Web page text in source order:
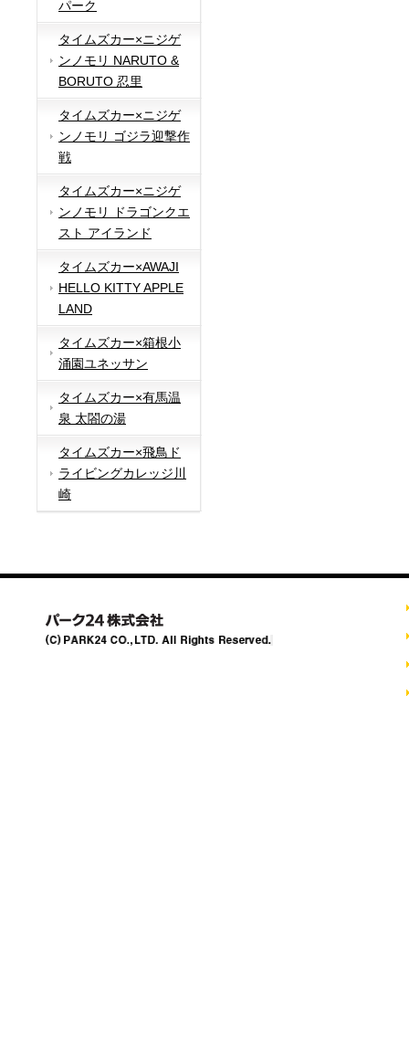
パーク
タイムズカー×ニジゲ
ンノモリ NARUTO &
BORUTO 忍里
タイムズカー×ニジゲ
ンノモリ ゴジラ迎撃作
戦
タイムズカー×ニジゲ
ンノモリ ドラゴンクエ
スト アイランド
タイムズカー×AWAJI
HELLO KITTY APPLE
LAND
タイムズカー×箱根小
涌園ユネッサン
タイムズカー×有馬温
泉 太閤の湯
タイムズカー×飛鳥ド
ライビングカレッジ川
崎